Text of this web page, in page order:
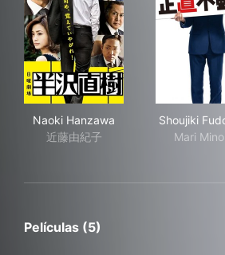
Naoki Hanzawa
近藤由紀子
Shoujiki
Mari
Películas (5)